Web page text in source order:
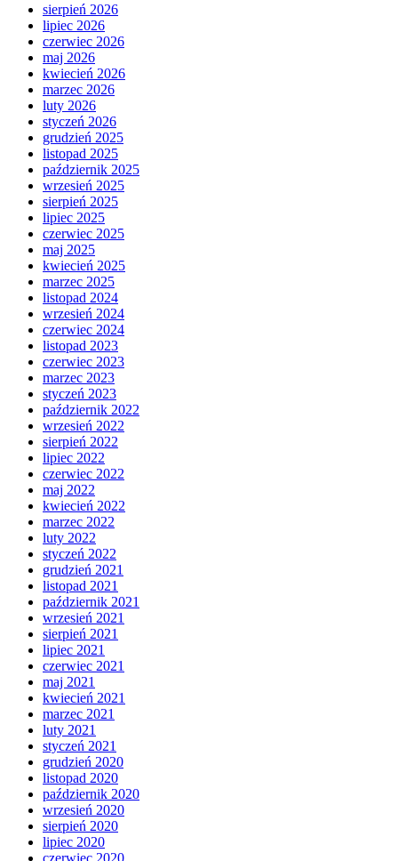
sierpień 2026
lipiec 2026
czerwiec 2026
maj 2026
kwiecień 2026
marzec 2026
luty 2026
styczeń 2026
grudzień 2025
listopad 2025
październik 2025
wrzesień 2025
sierpień 2025
lipiec 2025
czerwiec 2025
maj 2025
kwiecień 2025
marzec 2025
listopad 2024
wrzesień 2024
czerwiec 2024
listopad 2023
czerwiec 2023
marzec 2023
styczeń 2023
październik 2022
wrzesień 2022
sierpień 2022
lipiec 2022
czerwiec 2022
maj 2022
kwiecień 2022
marzec 2022
luty 2022
styczeń 2022
grudzień 2021
listopad 2021
październik 2021
wrzesień 2021
sierpień 2021
lipiec 2021
czerwiec 2021
maj 2021
kwiecień 2021
marzec 2021
luty 2021
styczeń 2021
grudzień 2020
listopad 2020
październik 2020
wrzesień 2020
sierpień 2020
lipiec 2020
czerwiec 2020